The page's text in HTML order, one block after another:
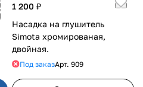
1 200 ₽
Насадка на глушитель
Simota хромированая,
двойная.
Под заказАрт. 909